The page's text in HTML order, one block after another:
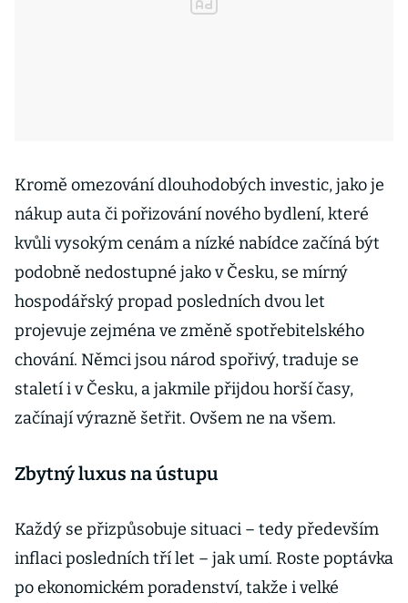
Kromě omezování dlouhodobých investic, jako je
nákup auta či pořizování nového bydlení, které
kvůli vysokým cenám a nízké nabídce začíná být
podobně nedostupné jako v Česku, se mírný
hospodářský propad posledních dvou let
projevuje zejména ve změně spotřebitelského
chování. Němci jsou národ spořivý, traduje se
staletí i v Česku, a jakmile přijdou horší časy,
začínají výrazně šetřit. Ovšem ne na všem.
Zbytný luxus na ústupu
Každý se přizpůsobuje situaci – tedy především
inflaci posledních tří let – jak umí. Roste poptávka
po ekonomickém poradenství, takže i velké